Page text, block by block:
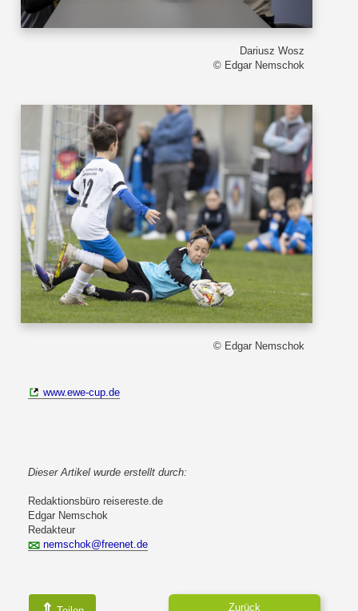
Dariusz Wosz
© Edgar Nemschok
© Edgar Nemschok
www.ewe-cup.de
Dieser Artikel wurde erstellt durch:
Redaktionsbüro reisereste.de
Edgar Nemschok
Redakteur
nemschok@freenet.de
Zurück